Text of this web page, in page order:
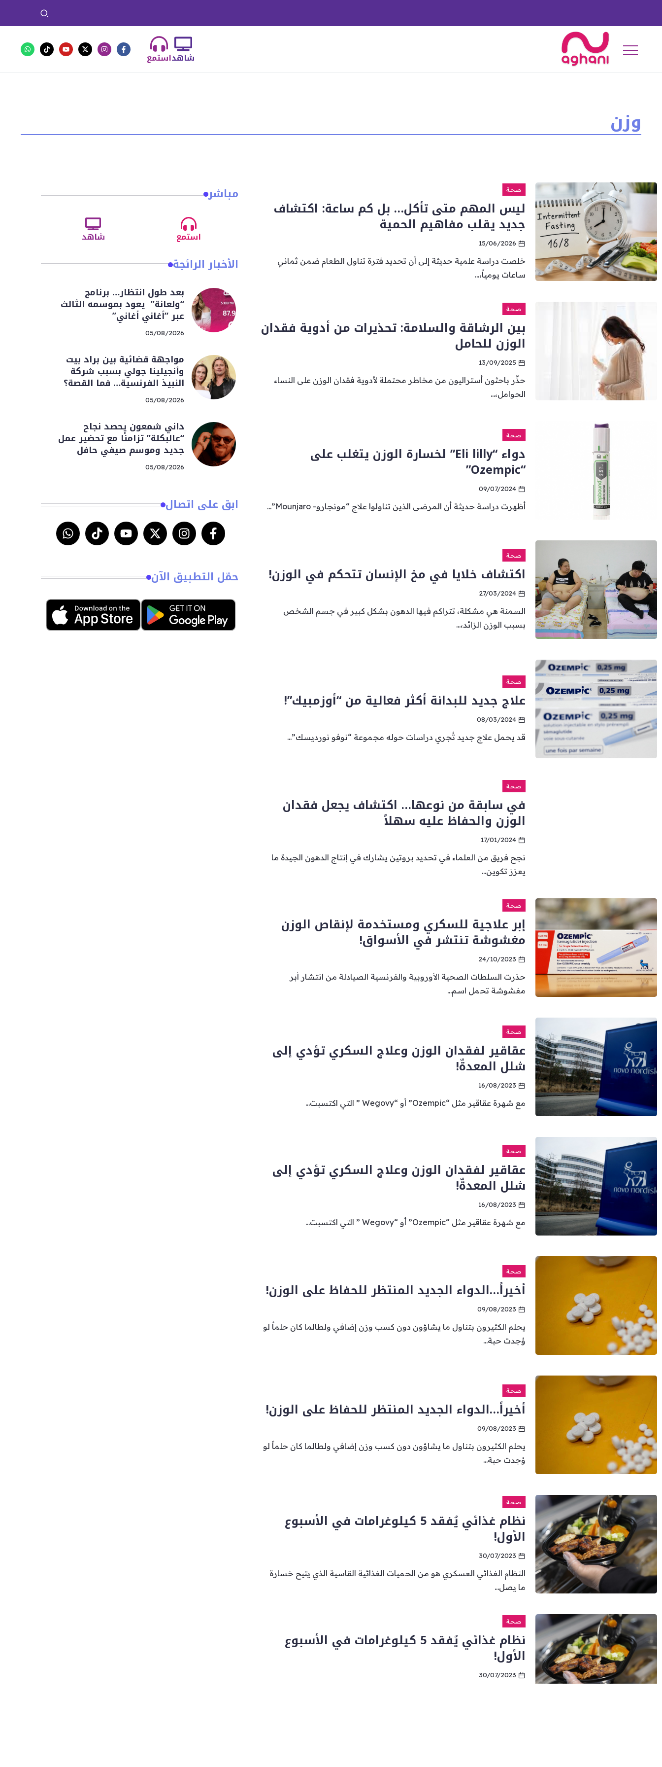
استمعشاهد
وزن
صحة
ليس المهم متى تأكل… بل كم ساعة: اكتشاف
جديد يقلب مفاهيم الحمية
15/06/2026
خلصت دراسة علمية حديثة إلى أن تحديد فترة تناول الطعام ضمن ثماني
ساعات يومياً،...
صحة
بين الرشاقة والسلامة: تحذيرات من أدوية فقدان
الوزن للحامل
13/09/2025
حذّر باحثون أستراليون من مخاطر محتملة لأدوية فقدان الوزن على النساء
الحوامل،...
صحة
دواء “Eli lilly” لخسارة الوزن يتغلب على
“Ozempic”
09/07/2024
أظهرت دراسة حديثة أن المرضى الذين تناولوا علاج “مونجارو- Mounjaro”...
صحة
اكتشاف خلايا في مخ الإنسان تتحكم في الوزن!
27/03/2024
السمنة هي مشكلة، تتراكم فيها الدهون بشكل كبير في جسم الشخص
بسبب الوزن الزائد،...
صحة
علاج جديد للبدانة أكثر فعالية من “أوزمبيك”!
08/03/2024
قد يحمل علاج جديد تُجري دراسات حوله مجموعة “نوفو نورديسك”...
صحة
في سابقة من نوعها… اكتشاف يجعل فقدان
الوزن والحفاظ عليه سهلاً
17/01/2024
نجح فريق من العلماء في تحديد بروتين يشارك في إنتاج الدهون الجيدة ما
يعزز تكوين...
صحة
إبر علاجية للسكري ومستخدمة لإنقاص الوزن
مغشوشة تنتشر في الأسواق!
24/10/2023
حذرت السلطات الصحية الأوروبية والفرنسية الصيادلة من انتشار أبر
مغشوشة تحمل اسم...
صحة
عقاقير لفقدان الوزن وعلاج السكري تؤدي إلى
شلل المعدةّ!
16/08/2023
مع شهرة عقاقير مثل “Ozempic” أو “Wegovy ” التي اكتسبت...
صحة
عقاقير لفقدان الوزن وعلاج السكري تؤدي إلى
شلل المعدةّ!
16/08/2023
مع شهرة عقاقير مثل “Ozempic” أو “Wegovy ” التي اكتسبت...
صحة
أخيراً…الدواء الجديد المنتظر للحفاظ على الوزن!
09/08/2023
يحلم الكثيرون بتناول ما يشاؤون دون كسب وزن إضافي ولطالما كان حلماً لو
وُجدت حبة...
صحة
أخيراً…الدواء الجديد المنتظر للحفاظ على الوزن!
09/08/2023
يحلم الكثيرون بتناول ما يشاؤون دون كسب وزن إضافي ولطالما كان حلماً لو
وُجدت حبة...
صحة
نظام غذائي يُفقد 5 كيلوغرامات في الأسبوع
الأول!
30/07/2023
النظام الغذائي العسكري هو من الحميات الغذائية القاسية الذي يتيح خسارة
ما يصل...
صحة
نظام غذائي يُفقد 5 كيلوغرامات في الأسبوع
الأول!
30/07/2023
مباشر
استمع شاهد
الأخبار الرائجة
بعد طول انتظار… برنامج
“ولعانة” يعود بموسمه الثالث
عبر “أغاني أغاني”
05/08/2026
مواجهة قضائية بين براد بيت
وأنجيلينا جولي بسبب شركة
النبيذ الفرنسية… فما القصة؟
05/08/2026
داني شمعون يحصد نجاح
“عالبكلة” تزامنًا مع تحضير عمل
جديد وموسم صيفي حافل
05/08/2026
ابق على اتصال
حمّل التطبيق الآن